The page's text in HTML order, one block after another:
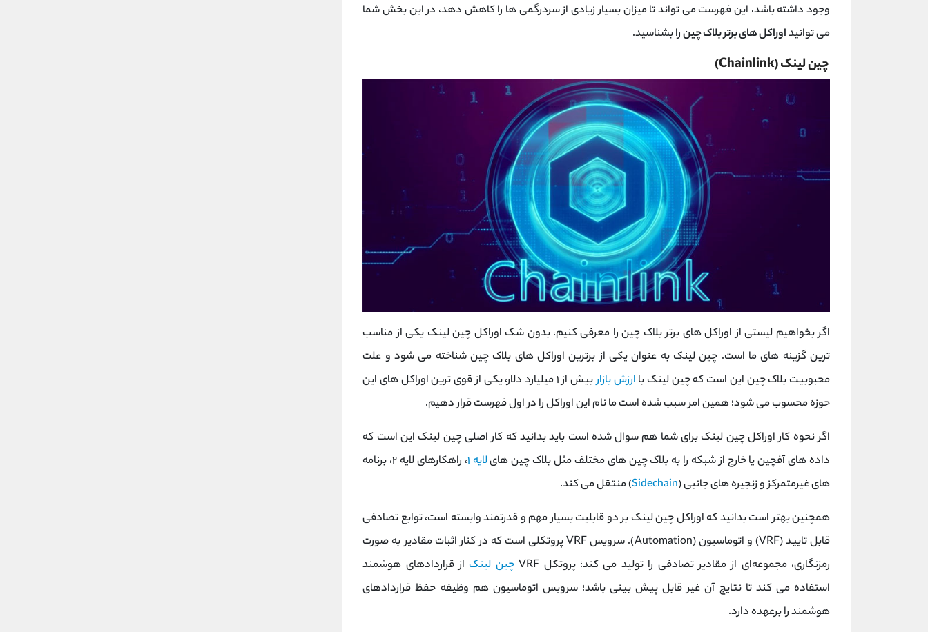
وجود داشته باشد، این فهرست می تواند تا میزان بسیار زیادی از سردرگمی ها را کاهش دهد، در این بخش شما
می توانیداوراکل های برتر بلاک چینرا بشناسید.
چین لینک (Chainlink)
اگر بخواهیم لیستی از اوراکل های برتر بلاک چین را معرفی کنیم، بدون شک اوراکل چین لینک یکی از مناسب
ترین گزینه های ما است. چین لینک به عنوان یکی از برترین اوراکل های بلاک چین شناخته می شود و علت
محبوبیت بلاک چین این است که چین لینک با ارزش بازار
بیش از ۱ میلیارد دلار، یکی از قوی ‌ترین اوراکل ‌های این
حوزه محسوب می‌ شود؛ همین امر سبب شده است ما نام این اوراکل را در اول فهرست قرار دهیم.
اگر نحوه کار اوراکل چین لینک برای شما هم سوال شده است باید بدانید که کار اصلی چین لینک این است که
داده‌ های آفچین یا خارج از شبکه را به بلاک چین‌ های مختلف مثل بلاک چین‌ هایلایه ۱
، راهکارهای لایه ۲، برنامه‌
های غیرمتمرکز و زنجیره‌ های جانبی (Sidechain) منتقل می کند.
همچنین بهتر است بدانید که اوراکل چین لینک بر دو قابلیت بسیار مهم و قدرتمند وابسته است، توابع تصادفی
قابل تایید (VRF) و اتوماسیون (Automation). سرویس VRF پروتکلی است که در کنار اثبات مقادیر به ‌صورت
رمزنگاری، مجموعه‌ای از مقادیر تصادفی را تولید می ‌کند؛ پروتکل VRF
چین لینک از قراردادهای هوشمند
استفاده می‌ کند تا نتایج آن غیر قابل پیش‌ بینی باشد؛ سرویس اتوماسیون هم وظیفه حفظ قراردادهای
هوشمند را برعهده دارد.